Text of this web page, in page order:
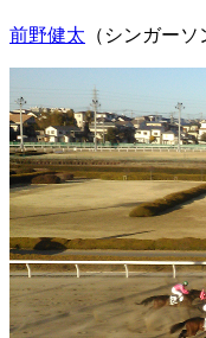
前野健太 （シンガー